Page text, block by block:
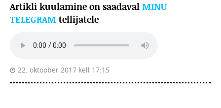
Artikli kuulamine on saadaval MINU
TELEGRAM tellijatele
22. oktoober 2017 kell 17:15